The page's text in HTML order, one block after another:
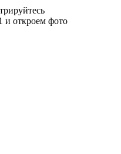
и откроем фото